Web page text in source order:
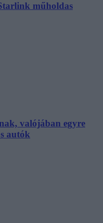
műholdas
valójában egyre
autók